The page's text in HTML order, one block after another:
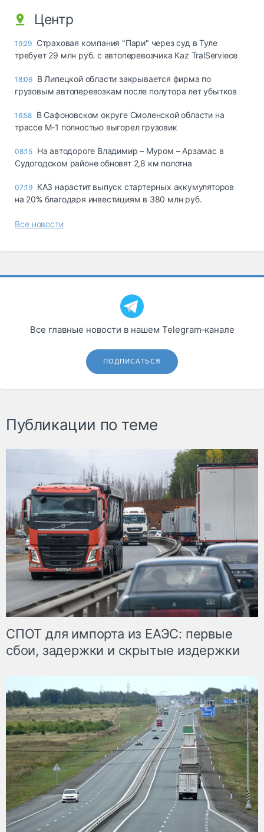
Центр
19:29 Страховая компания "Пари" через суд в Туле
требует 29 млн руб. с автоперевозчика Kaz TralServiece
18:06 В Липецкой области закрывается фирма по
грузовым автоперевозкам после полутора лет убытков
16:58 В Сафоновском округе Смоленской области на
трассе М-1 полностью выгорел грузовик
08:15 На автодороге Владимир – Муром – Арзамас в
Судогодском районе обновят 2,8 км полотна
07:19 КАЗ нарастит выпуск стартерных аккумуляторов
на 20% благодаря инвестициям в 380 млн руб.
Все новости
Все главные новости в нашем Telegram‑канале
ПОДПИСАТЬСЯ
Публикации по теме
СПОТ для импорта из ЕАЭС: первые
сбои, задержки и скрытые издержки